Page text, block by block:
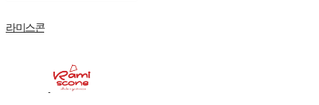
라미스콘